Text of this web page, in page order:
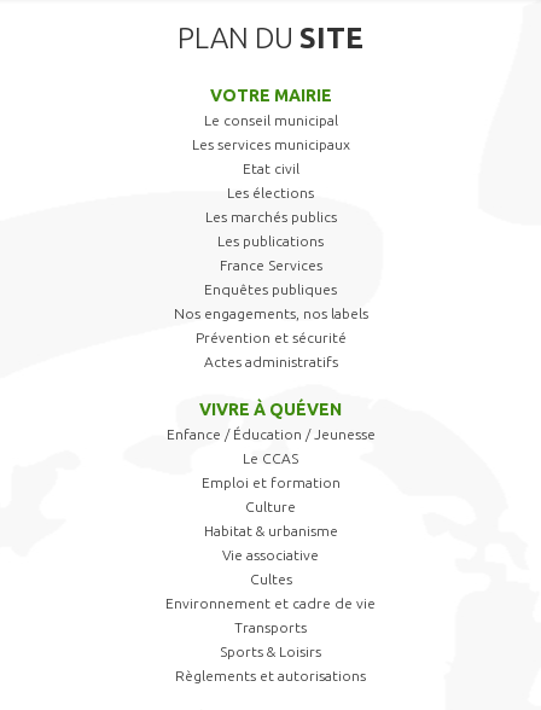
PLAN DU SITE
VOTRE MAIRIE
Le conseil municipal
Les services municipaux
Etat civil
Les élections
Les marchés publics
Les publications
France Services
Enquêtes publiques
Nos engagements, nos labels
Prévention et sécurité
Actes administratifs
VIVRE À QUÉVEN
Enfance / Éducation / Jeunesse
Le CCAS
Emploi et formation
Culture
Habitat & urbanisme
Vie associative
Cultes
Environnement et cadre de vie
Transports
Sports & Loisirs
Règlements et autorisations